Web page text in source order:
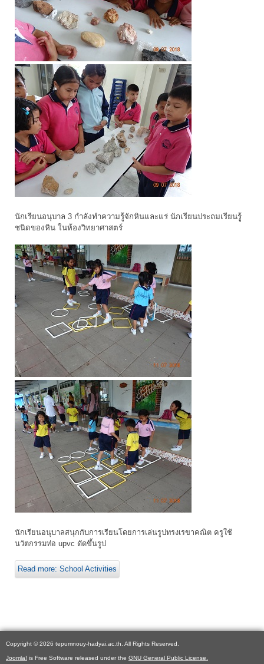
นักเรียนอนุบาล 3 กำลังทำความรู้จักหินและแร่ นักเรียนประถมเรียนรูู้
ชนิดของหิน ในห้องวิทยาศาสตร์
นักเรียนอนุบาลสนุกกับการเรียนโดยการเล่นรูปทรงเรขาคณิต ครูใช้
นวัตกรรมท่อ upvc ดัดขึ้นรูป
Read more: School Activities
Copyright © 2026 tepumnouy-hadyai.ac.th. All Rights Reserved.
Joomla! is Free Software released under the GNU General Public License.